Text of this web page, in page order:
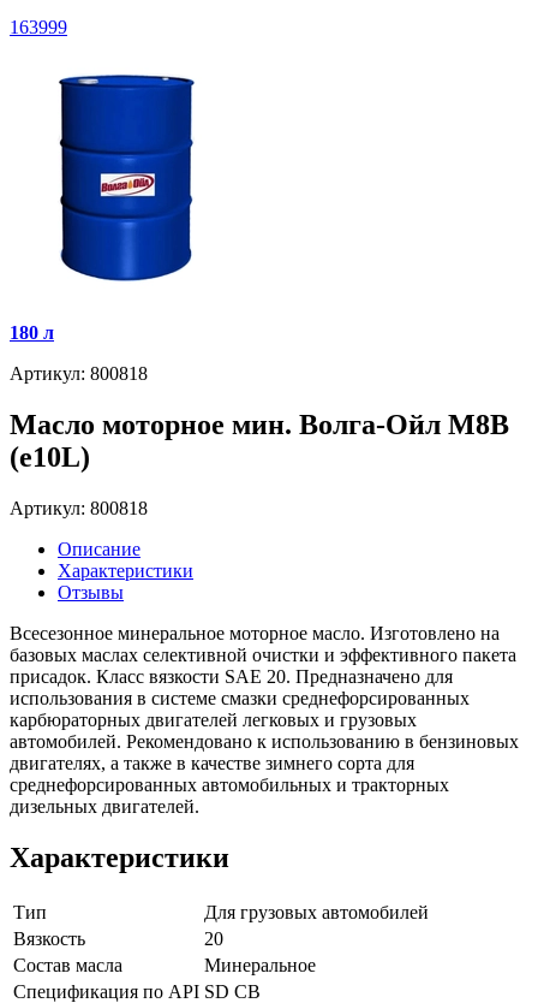
163999
180 л
Артикул: 800818
Масло моторное мин. Волга-Ойл М8В
(e10L)
Артикул: 800818
Описание
Характеристики
Отзывы
Всесезонное минеральное моторное масло. Изготовлено на
базовых маслах селективной очистки и эффективного пакета
присадок. Класс вязкости SAE 20. Предназначено для
использования в системе смазки среднефорсированных
карбюраторных двигателей легковых и грузовых
автомобилей. Рекомендовано к использованию в бензиновых
двигателях, а также в качестве зимнего сорта для
среднефорсированных автомобильных и тракторных
дизельных двигателей.
Характеристики
Тип
Для грузовых автомобилей
Вязкость
20
Состав масла
Минеральное
Спецификация по API SD CB